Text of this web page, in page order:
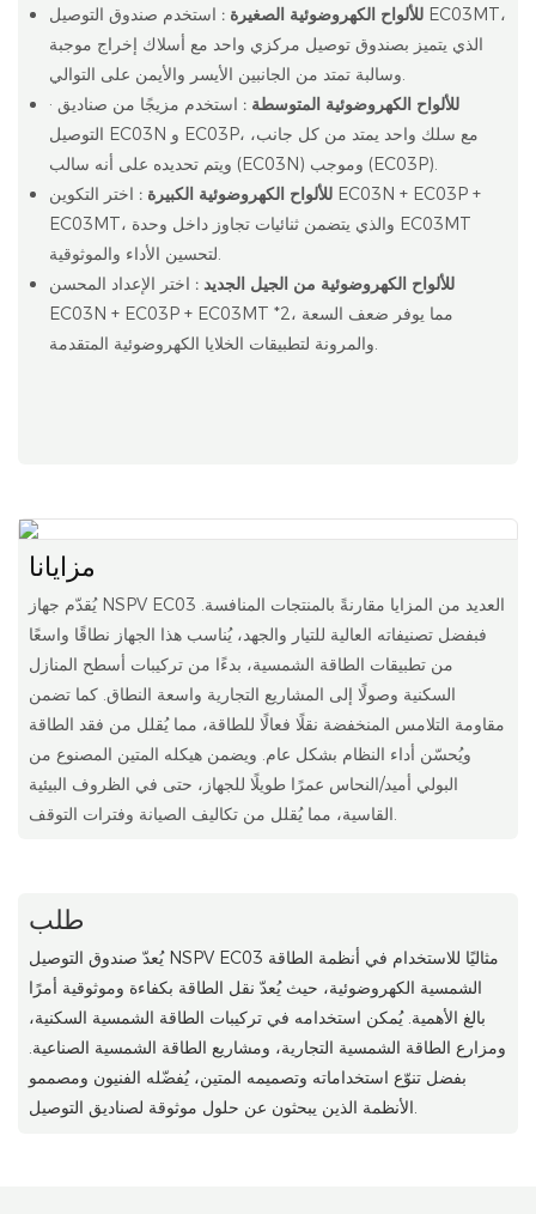
للألواح الكهروضوئية الصغيرة : استخدم صندوق التوصيل EC03MT،
الذي يتميز بصندوق توصيل مركزي واحد مع أسلاك إخراج موجبة
وسالبة تمتد من الجانبين الأيسر والأيمن على التوالي.
·
للألواح الكهروضوئية المتوسطة : استخدم مزيجًا من صناديق
التوصيل EC03N و EC03P، مع سلك واحد يمتد من كل جانب،
ويتم تحديده على أنه سالب (EC03N) وموجب (EC03P).
للألواح الكهروضوئية الكبيرة : اختر التكوين EC03N + EC03P +
EC03MT، والذي يتضمن ثنائيات تجاوز داخل وحدة EC03MT
لتحسين الأداء والموثوقية.
للألواح الكهروضوئية من الجيل الجديد : اختر الإعداد المحسن
EC03N + EC03P + EC03MT *2، مما يوفر ضعف السعة
والمرونة لتطبيقات الخلايا الكهروضوئية المتقدمة.
مزايانا
يُقدّم جهاز NSPV EC03 العديد من المزايا مقارنةً بالمنتجات المنافسة.
فبفضل تصنيفاته العالية للتيار والجهد، يُناسب هذا الجهاز نطاقًا واسعًا
من تطبيقات الطاقة الشمسية، بدءًا من تركيبات أسطح المنازل
السكنية وصولًا إلى المشاريع التجارية واسعة النطاق. كما تضمن
مقاومة التلامس المنخفضة نقلًا فعالًا للطاقة، مما يُقلل من فقد الطاقة
ويُحسّن أداء النظام بشكل عام. ويضمن هيكله المتين المصنوع من
البولي أميد/النحاس عمرًا طويلًا للجهاز، حتى في الظروف البيئية
طلب
يُعدّ صندوق التوصيل NSPV EC03 مثاليًا للاستخدام في أنظمة الطاقة
الشمسية الكهروضوئية، حيث يُعدّ نقل الطاقة بكفاءة وموثوقية أمرًا
بالغ الأهمية. يُمكن استخدامه في تركيبات الطاقة الشمسية السكنية،
ومزارع الطاقة الشمسية التجارية، ومشاريع الطاقة الشمسية الصناعية.
بفضل تنوّع استخداماته وتصميمه المتين، يُفضّله الفنيون ومصممو
الأنظمة الذين يبحثون عن حلول موثوقة لصناديق التوصيل.